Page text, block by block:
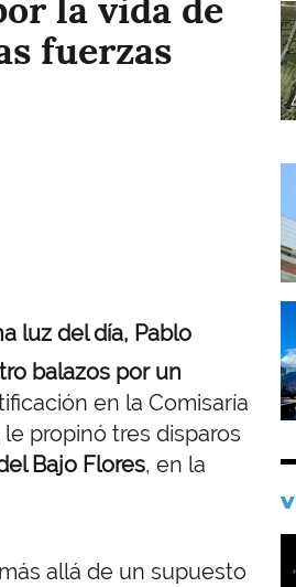
la vida de
fuerzas
luz del día, Pablo
balazos por un
en la Comisaría
propinó tres disparos
Bajo Flores, en la
allá de un supuesto